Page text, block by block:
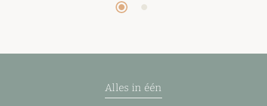
Alles in één